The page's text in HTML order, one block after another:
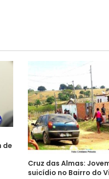
de
Cruz das Almas:
suicídio no Bairro do